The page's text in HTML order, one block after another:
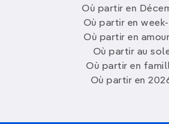
Où partir en
Où partir en
Où partir en
Où partir au
Où partir en
Où partir en